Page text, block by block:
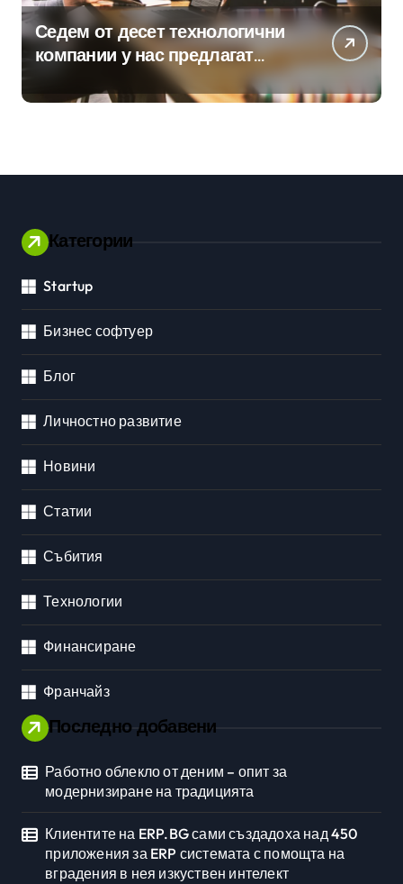
Седем от десет технологични
компании у нас предлагат
хибридна работа
Категории
Startup
Бизнес софтуер
Блог
Личностно развитие
Новини
Статии
Събития
Технологии
Финансиране
Франчайз
Последно добавени
Работно облекло от деним – опит за
модернизиране на традицията
Клиентите на ERP.BG сами създадоха над 450
приложения за ERP системата с помощта на
вградения в нея изкуствен интелект